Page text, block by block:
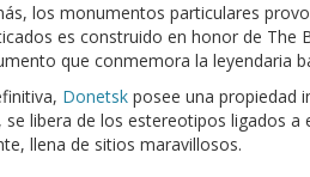
los monumentos particulares
es construido en honor de The
que conmemora la leyendaria
Donetsk posee una propiedad
se libera de los estereotipos ligados a
llena de sitios maravillosos.